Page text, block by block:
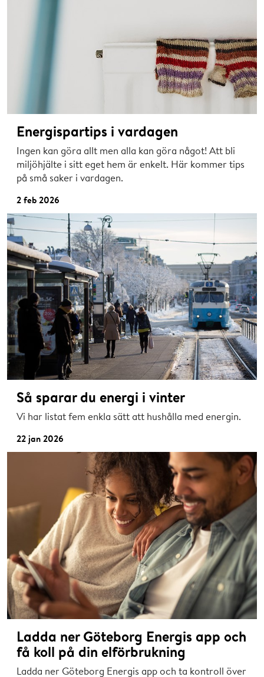
Energispartips i vardagen
Ingen kan göra allt men alla kan göra något! Att bli
miljöhjälte i sitt eget hem är enkelt. Här kommer tips
på små saker i vardagen.
2 feb 2026
Så sparar du energi i vinter
Vi har listat fem enkla sätt att hushålla med energin.
22 jan 2026
Ladda ner Göteborg Energis app och
få koll på din elförbrukning
Ladda ner Göteborg Energis app och ta kontroll över